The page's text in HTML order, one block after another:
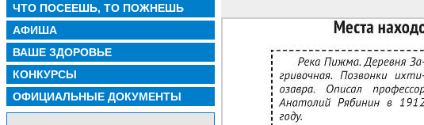
ЧТО ПОСЕЕШЬ, ТО ПОЖНЕШЬ
АФИША
ВАШЕ ЗДОРОВЬЕ
КОНКУРСЫ
ОФИЦИАЛЬНЫЕ ДОКУМЕНТЫ